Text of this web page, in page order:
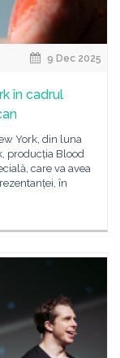
9 Dec 2025
în cadrul
York, din luna
producția Blood
care va avea
în